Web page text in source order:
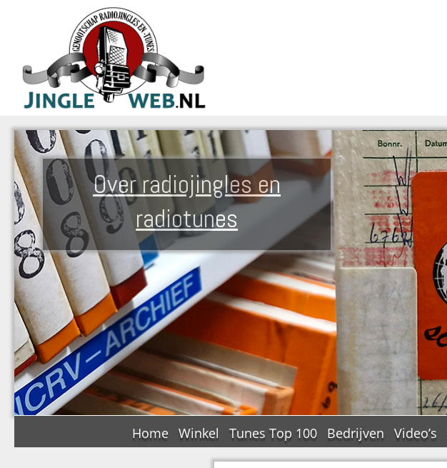
Over radiojingles en
radiotunes
Home Winkel Tunes Top 100 Bedrijven Video’s